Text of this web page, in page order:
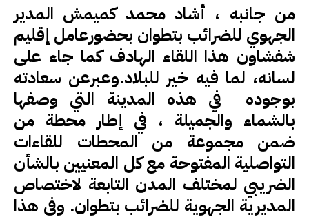
من جانبه ، أشاد محمد كميمش المدير
الجهوي للضرائب بتطوان بحضورعامل إقليم
شفشاون هذا اللقاء الهادف كما جاء على
لسانه، لما فيه خير للبلاد.وعبرعن سعادته
بوجوده في هذه المدينة التي وصفها
بالشماء والجميلة ، في إطار محطة من
ضمن مجموعة من المحطات للقاءات
التواصلية المفتوحة مع كل المعنيين بالشأن
الضريبي لمختلف المدن التابعة لاختصاص
المديرية الجهوية للضرائب بتطوان. وفي هذا